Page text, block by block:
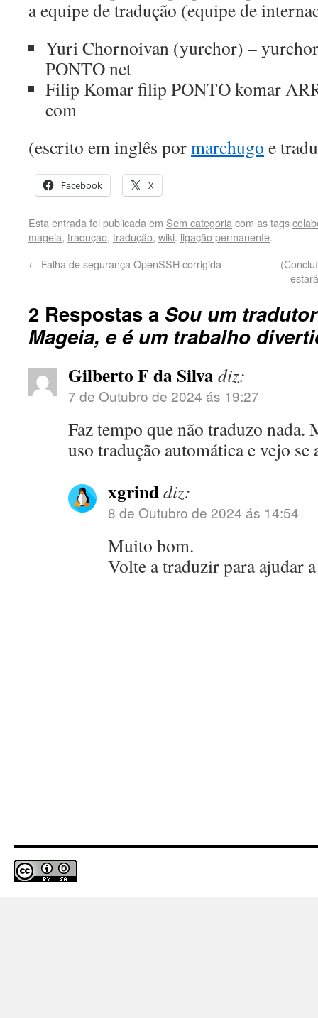
a equipe de tradução (equipe de
Yuri Chornoivan (yurchor) –
PONTO net
Filip Komar filip PONTO komar
com
(escrito em inglês pormarchugo e
Facebook X
Esta entrada foi publicada em Sem categoria com as tags
mageia, traduçao, tradução, wiki. ligação permanente.
← Falha de segurança OpenSSH corrigida
2 Respostas a Sou um
Mageia, e é um trabalho
Gilberto F da Silvadiz:
7 de Outubro de 2024 ás 19:27
Faz tempo que não traduzo nada.
uso tradução automática e vejo
xgrinddiz:
8 de Outubro de 2024 ás 14:54
Muito bom.
Volte a traduzir para ajudar